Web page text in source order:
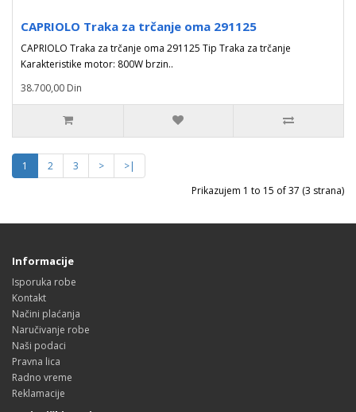
CAPRIOLO Traka za trčanje oma 291125
CAPRIOLO Traka za trčanje oma 291125 Tip Traka za trčanje
Karakteristike motor: 800W brzin..
38.700,00 Din
1 2 3 >
>|
Prikazujem 1 to 15 of 37 (3 strana)
Informacije
Isporuka robe
Kontakt
Načini plaćanja
Naručivanje robe
Naši podaci
Pravna lica
Radno vreme
Reklamacije